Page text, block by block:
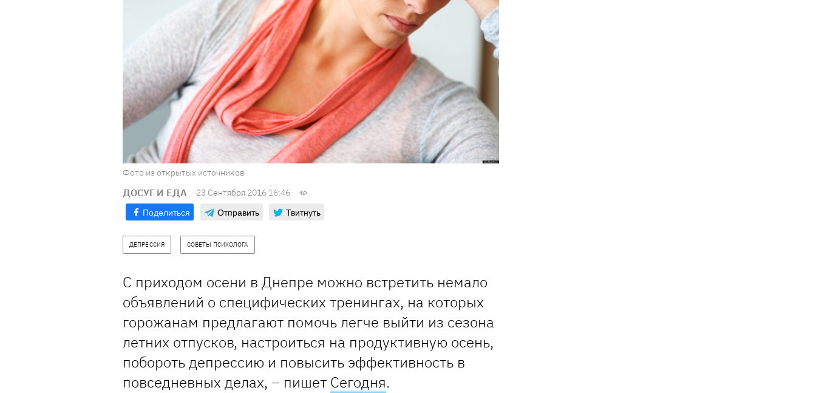
Фото из открытых источников
ДОСУГ И ЕДА 23 Сентября 2016 16:46
Поделиться Отправить Твитнуть
ДЕПРЕССИЯ СОВЕТЫ ПСИХОЛОГА
С приходом осени в Днепре можно встретить немало
объявлений о специфических тренингах, на которых
горожанам предлагают помочь легче выйти из сезона
летних отпусков, настроиться на продуктивную осень,
побороть депрессию и повысить эффективность в
повседневных делах, – пишет Сегодня.